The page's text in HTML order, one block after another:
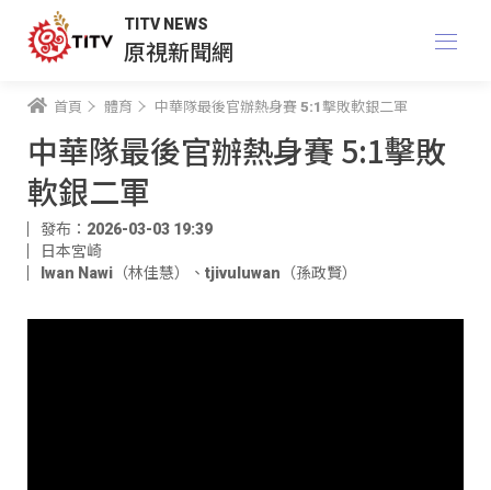
TITV NEWS
原視新聞網
首頁 體育 中華隊最後官辦熱身賽 5:1擊敗軟銀二軍
中華隊最後官辦熱身賽 5:1擊敗
軟銀二軍
發布：2026-03-03 19:39
日本宮崎
Iwan Nawi（林佳慧）
、 tjivuluwan（孫政賢）